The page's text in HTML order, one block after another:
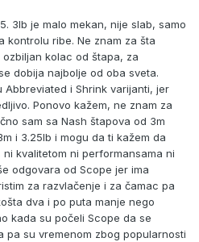
3lb je malo mekan, nije slab, samo
kontrolu ribe. Ne znam za šta
kolac od štapa, za
dobija najbolje od oba sveta.
Abbreviated i Shrink varijanti, jer
Ponovo kažem, ne znam za
sam sa Nash štapova od 3m
i 3.25lb i mogu da ti kažem da
kvalitetom ni performansama ni
odgovara od Scope jer ima
za razvlačenje i za čamac pa
dva i po puta manje nego
kada su počeli Scope da se
pa su vremenom zbog popularnosti